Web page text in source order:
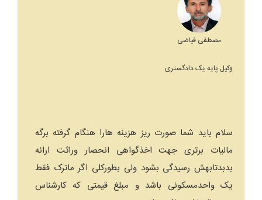
مصطفی فیاضی
وکیل پایه یک دادگستری
سلام باید شما صورت ریز هزینه هارا هنگام گرفته برگه
مالیات برتری جهت اخذگواهی انحصار وراثت ارائه
بدبدتابهش رسیدگی بشود ولی بطورکلی اگر ماترک فقط
یک واحدمسکونی باشد و مبلغ قیمتی که کارشناس